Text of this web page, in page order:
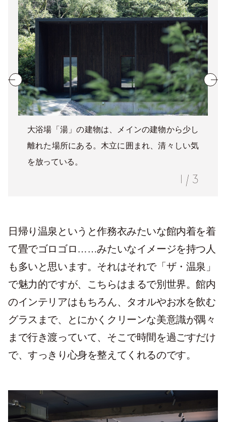
大浴場「湯」の建物は、メインの建物から少し
離れた場所にある。木立に囲まれ、清々しい気
を放っている。
/ 3
日帰り温泉というと作務衣みたいな館内着を着
て畳でゴロゴロ……みたいなイメージを持つ人
も多いと思います。それはそれで「ザ・温泉」
で魅力的ですが、こちらはまるで別世界。館内
のインテリアはもちろん、タオルやお水を飲む
グラスまで、とにかくクリーンな美意識が隅々
まで行き渡っていて、そこで時間を過ごすだけ
で、すっきり心身を整えてくれるのです。